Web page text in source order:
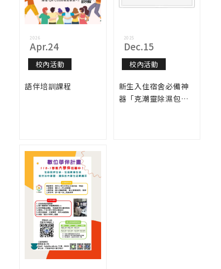
2026
Apr.24
校內活動
語伴培訓課程
2025
Dec.15
校內活動
新生入住宿舍必備神
器「克潮靈除濕包陪